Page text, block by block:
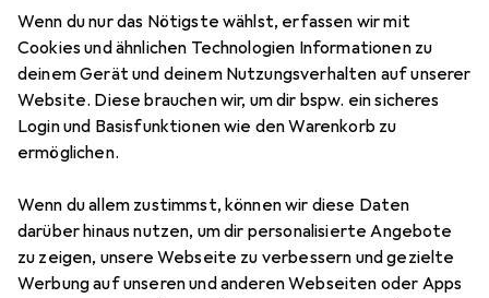
Wenn du nur das Nötigste wählst, erfassen wir mit
Cookies und ähnlichen Technologien Informationen zu
deinem Gerät und deinem Nutzungsverhalten auf unserer
Website. Diese brauchen wir, um dir bspw. ein sicheres
Login und Basisfunktionen wie den Warenkorb zu
ermöglichen.
Wenn du allem zustimmst, können wir diese Daten
darüber hinaus nutzen, um dir personalisierte Angebote
zu zeigen, unsere Webseite zu verbessern und gezielte
Werbung auf unseren und anderen Webseiten oder Apps
5 Bilder
MENGENRABATT
HamaNivala 13x18 Portrait Holz
13 x 18 cm
Preis in EUR inkl. MwSt.
EUR
12,85